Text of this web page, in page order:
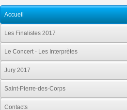
Accueil
Les Finalistes 2017
Le Concert - Les Interprètes
Jury 2017
Saint-Pierre-des-Corps
Contacts